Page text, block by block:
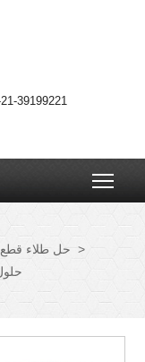
39199221
حل طلاء قطع >